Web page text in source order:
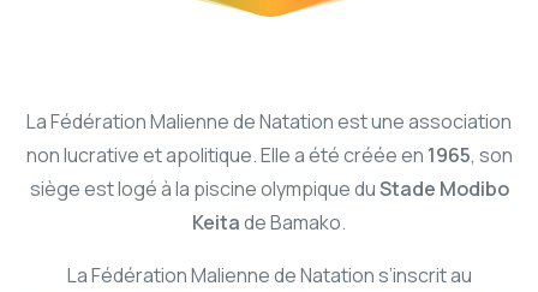
La Fédération Malienne de Natation est une association
non lucrative et apolitique. Elle a été créée en 1965, son
siège est logé à la piscine olympique duStade Modibo
Keitade Bamako.
La Fédération Malienne de Natation s’inscrit au